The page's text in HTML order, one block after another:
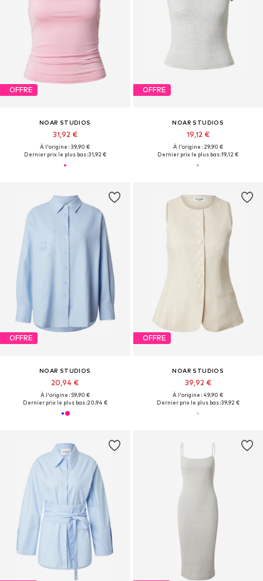
OFFRE
NOAR STUDIOS
31,92 €
À l'origine : 39,90 €
Dernier prix le plus bas :31,92 €
OFFRE
NOAR STUDIOS
19,12 €
À l'origine : 29,90 €
Dernier prix le plus bas :19,12 €
OFFRE
NOAR STUDIOS
20,94 €
À l'origine : 59,90 €
Dernier prix le plus bas :20,94 €
OFFRE
NOAR STUDIOS
39,92 €
À l'origine : 49,90 €
Dernier prix le plus bas :39,92 €